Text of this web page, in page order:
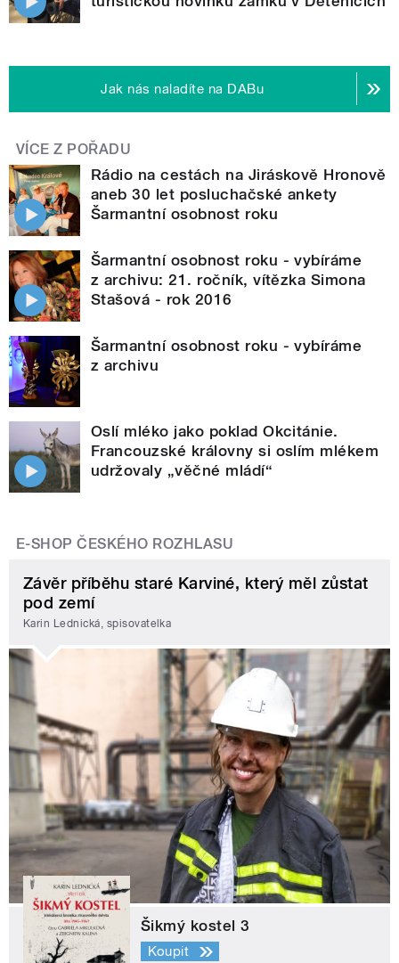
Jak nás naladíte na DABu
VÍCE Z POŘADU
Rádio na cestách na Jiráskově Hronově
aneb 30 let posluchačské ankety
Šarmantní osobnost roku
Šarmantní osobnost roku - vybíráme
z archivu: 21. ročník, vítězka Simona
Stašová - rok 2016
Šarmantní osobnost roku - vybíráme
z archivu
Oslí mléko jako poklad Okcitánie.
Francouzské královny si oslím mlékem
udržovaly „věčné mládí“
E-SHOP ČESKÉHO ROZHLASU
Závěr příběhu staré Karviné, který měl zůstat
pod zemí
Karin Lednická, spisovatelka
Šikmý kostel 3
Koupit